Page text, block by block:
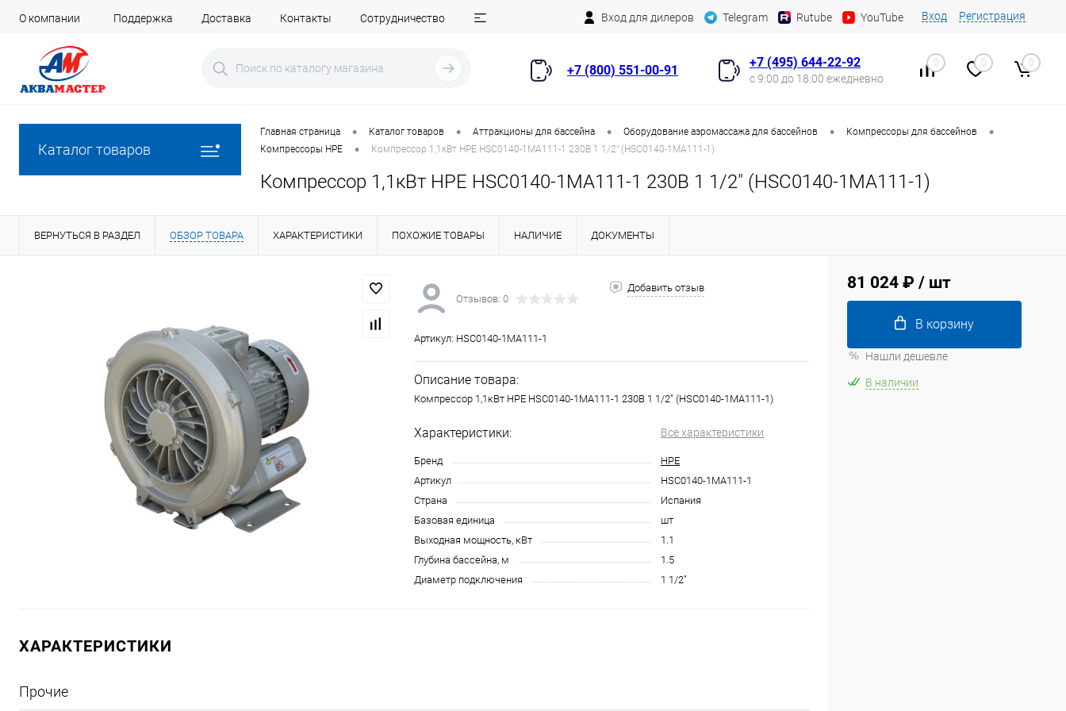
О компании Поддержка Доставка Контакты Сотрудничество Вход для дилеров Telegram Rutube YouTube Вход Регистрация
+7 (800) 551-00-91
+7 (495) 644-22-92
с 9:00 до 18:00 ежедневно
0 0 0
Каталог товаров
Главная страница • Каталог товаров • Аттракционы для бассейна • Оборудование аэромассажа для бассейнов • Компрессоры для бассейнов •
Компрессоры HPE • Компрессор 1,1кВт HPE HSC0140-1MA111-1 230В 1 1/2" (HSC0140-1MA111-1)
Компрессор 1,1кВт HPE HSC0140-1MA111-1 230В 1 1/2" (HSC0140-1MA111-1)
ВЕРНУТЬСЯ В РАЗДЕЛ ОБЗОР ТОВАРА ХАРАКТЕРИСТИКИ ПОХОЖИЕ ТОВАРЫ НАЛИЧИЕ ДОКУМЕНТЫ
Отзывов: 0
Добавить отзыв
Артикул: HSC0140-1MA111-1
Описание товара:
Компрессор 1,1кВт HPE HSC0140-1MA111-1 230В 1 1/2" (HSC0140-1MA111-1)
Характеристики: Все характеристики
Бренд
HPE
Артикул
HSC0140-1MA111-1
Страна
Испания
Базовая единица
шт
Выходная мощность, кВт
1.1
Глубина бассейна, м
1.5
Диаметр подключения
1 1/2"
ХАРАКТЕРИСТИКИ
Прочие
81 024 ₽ / шт
В корзину
Нашли дешевле
В наличии